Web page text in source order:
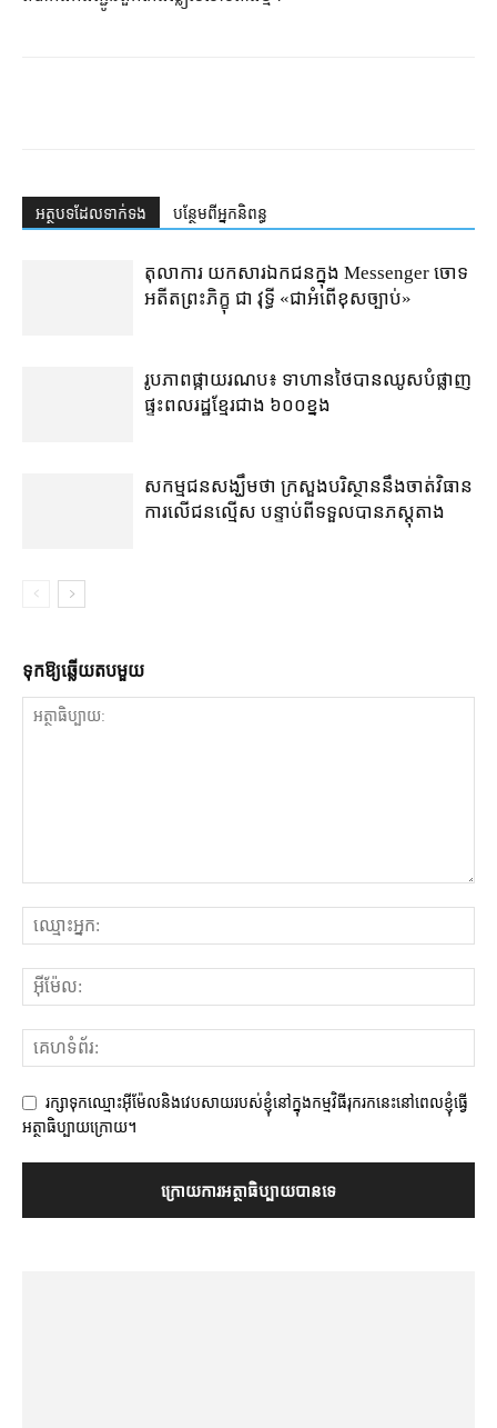
អត្ថបទ​ដែល​ទាក់ទង បន្ថែម​ពី​អ្នកនិពន្ធ
តុលាការ​​ យកសារឯកជនក្នុង Messenger ចោទ
អតីតព្រះភិក្ខុ ជា វុទ្ធី «ជាអំពើខុសច្បាប់»
រូបភាពផ្កាយរណប៖ ទាហានថៃបានឈូសបំផ្លាញ
ផ្ទះពលរដ្ឋខ្មែរជាង ៦០០ខ្នង
សកម្មជនសង្ឃឹមថា ក្រសួងបរិស្ថាននឹងចាត់វិធាន
ការលើជនល្មើស បន្ទាប់ពីទទួលបានភស្ដុតាង
ទុក​ឱ្យ​ឆ្លើយ​តប​មួយ
រក្សាទុកឈ្មោះអ៊ីម៉ែលនិងវេបសាយរបស់ខ្ញុំនៅក្នុងកម្មវិធីរុករកនេះនៅពេលខ្ញុំធ្វើ
អត្ថាធិប្បាយក្រោយ។